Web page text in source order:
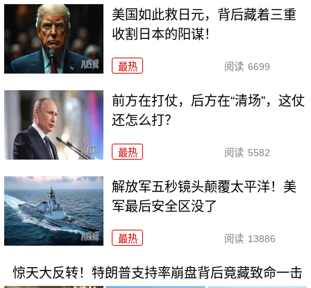
美国如此救日元，背后藏着三重
收割日本的阳谋！
最热 阅读 6699
前方在打仗，后方在“清场”，这仗
还怎么打？
最热 阅读 5582
解放军五秒镜头颠覆太平洋！美
军最后安全区没了
最热 阅读 13886
惊天大反转！特朗普支持率崩盘背后竟藏致命一击